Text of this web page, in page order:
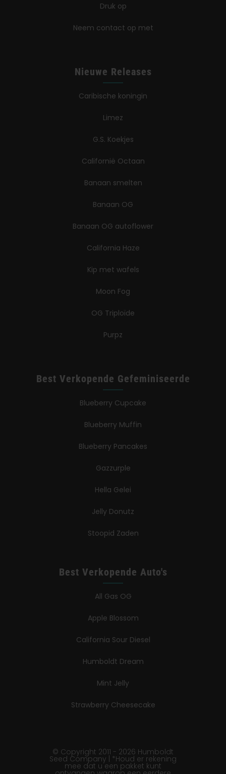
Druk op
Neem contact op met
Nieuwe Releases
Caribische koningin
Limez
G.S. Koekjes
Californië Octaan
Banaan smelten
Banaan OG
Banaan OG autoflower
California Haze
Kip met wafels
Moon Fog
OG Triploïde
Purpz
Best Verkopende Gefeminiseerde
Blueberry Cupcake
Blueberry Muffin
Blueberry Pancakes
Gazzurple
Hella Gelei
Jelly Donutz
Stoopid Zaden
Best Verkopende Auto's
All Gas OG
Apple Blossom
California Sour Diesel
Humboldt Dream
Mint Jelly
Strawberry Cheesecake
© Copyright 2011 - 2026 Humboldt
Seed Company | *Houd er rekening
mee dat u een pakket kunt